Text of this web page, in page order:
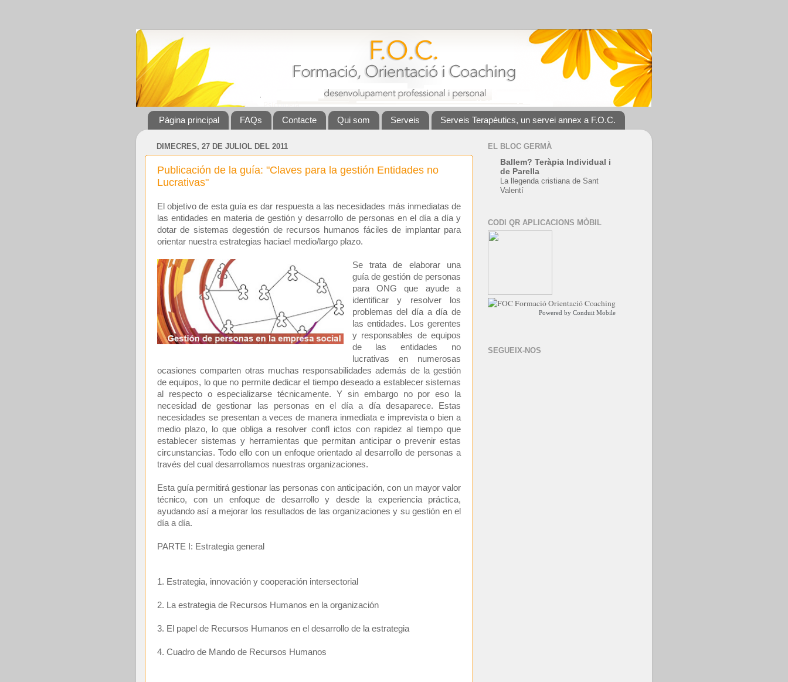
Pàgina principal FAQs Contacte Qui som Serveis Serveis Terapèutics, un servei annex a F.O.C.
DIMECRES, 27 DE JULIOL DEL 2011
Publicación de la guía: "Claves para la gestión Entidades no
Lucrativas"
El objetivo de esta guía es dar respuesta a las necesidades más inmediatas de
las entidades en materia de gestión y desarrollo de personas en el día a día y
dotar de sistemas degestión de recursos humanos fáciles de implantar para
orientar nuestra estrategias haciael medio/largo plazo.
Se trata de elaborar una
guía de gestión de personas
para ONG que ayude a
identificar y resolver los
problemas del día a día de
las entidades. Los gerentes
y responsables de equipos
de las entidades no
lucrativas en numerosas
ocasiones comparten otras muchas responsabilidades además de la gestión
de equipos, lo que no permite dedicar el tiempo deseado a establecer sistemas
al respecto o especializarse técnicamente. Y sin embargo no por eso la
necesidad de gestionar las personas en el día a día desaparece. Estas
necesidades se presentan a veces de manera inmediata e imprevista o bien a
medio plazo, lo que obliga a resolver confl ictos con rapidez al tiempo que
establecer sistemas y herramientas que permitan anticipar o prevenir estas
circunstancias. Todo ello con un enfoque orientado al desarrollo de personas a
través del cual desarrollamos nuestras organizaciones.
Esta guía permitirá gestionar las personas con anticipación, con un mayor valor
técnico, con un enfoque de desarrollo y desde la experiencia práctica,
ayudando así a mejorar los resultados de las organizaciones y su gestión en el
día a día.
PARTE I: Estrategia general
1. Estrategia, innovación y cooperación intersectorial
2. La estrategia de Recursos Humanos en la organización
3. El papel de Recursos Humanos en el desarrollo de la estrategia
4. Cuadro de Mando de Recursos Humanos
EL BLOC GERMÀ
Ballem? Teràpia Individual i
de Parella
La llegenda cristiana de Sant
Valentí
CODI QR APLICACIONS MÒBIL
Powered by Conduit Mobile
SEGUEIX-NOS